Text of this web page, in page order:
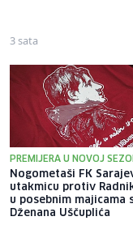
3 sata
PREMIJERA U NOVOJ
Nogometaši FK
utakmicu protiv
u posebnim majicama
Dženana Uščuplića